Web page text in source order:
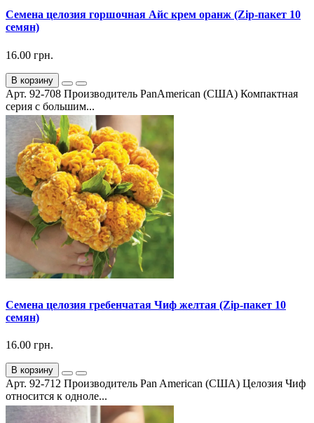
Семена целозия горшочная Айс крем оранж (Zip-пакет 10
семян)
16.00 грн.
В корзину
Арт. 92-708 Производитель PanAmerican (США) Компактная
серия с большим...
Семена целозия гребенчатая Чиф желтая (Zip-пакет 10
семян)
16.00 грн.
В корзину
Арт. 92-712 Производитель Pan American (США) Целозия Чиф
относится к одноле...